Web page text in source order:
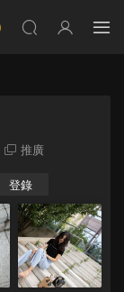
推廣
登錄